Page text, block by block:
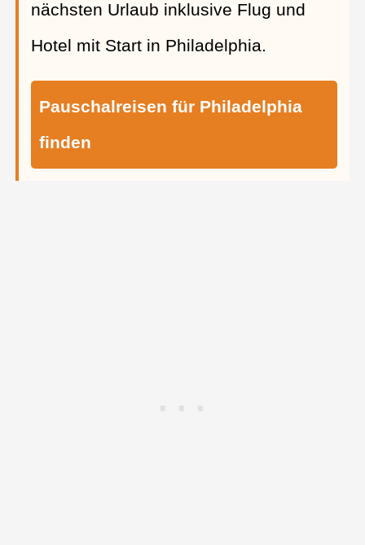
nächsten Urlaub inklusive Flug und
Hotel mit Start in Philadelphia.
Pauschalreisen für Philadelphia
finden